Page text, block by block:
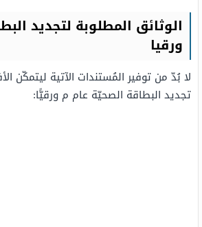
الوثائق المطلوبة لتجديد
ورقيا
لا بُدّ من توفير المُستندات الآتية ليتمكّن
تجديد البطاقة الصحيّة عام م ورقيًّا: